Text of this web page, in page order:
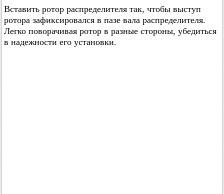
Вставить ротор распределителя так, чтобы выступ
ротора зафиксировался в пазе вала распределителя.
Легко поворачивая ротор в разные стороны, убедиться
в надежности его установки.